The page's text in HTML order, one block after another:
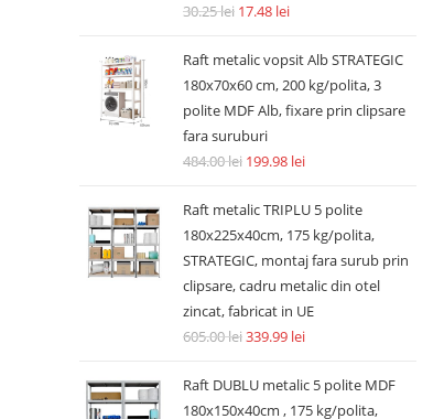
30.25lei 17.48 lei
Raft metalic vopsit Alb STRATEGIC
180x70x60 cm, 200 kg/polita, 3
polite MDF Alb, fixare prin clipsare
fara suruburi
484.00lei 199.98 lei
Raft metalic TRIPLU 5 polite
180x225x40cm, 175 kg/polita,
STRATEGIC, montaj fara surub prin
clipsare, cadru metalic din otel
zincat, fabricat in UE
605.00lei339.99 lei
Raft DUBLU metalic 5 polite MDF
180x150x40cm , 175 kg/polita,